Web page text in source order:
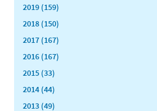
2019 (159)
2018 (150)
2017 (167)
2016 (167)
2015 (33)
2014 (44)
2013 (49)